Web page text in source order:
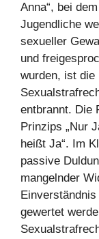
Anna“, bei dem
Jugendliche
sexueller
und
wurden, ist die
entbrannt. Die
Prinzips „Nur
heißt Ja“. Im
passive
mangelnder
gewertet